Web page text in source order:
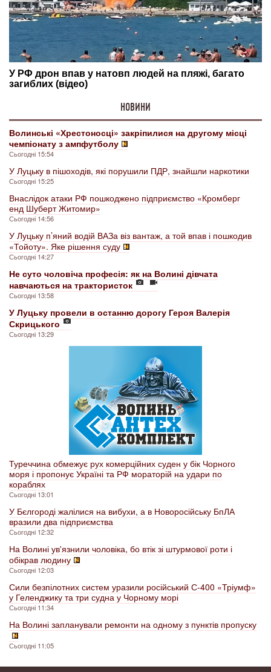
НОВИНИ
Волинські «Хрестоносці» закріпилися на другому місці
чемпіонату з ампфутболу
Сьогодні 15:54
У Луцьку в пішоходів, які порушили ПДР, знайшли наркотики
Сьогодні 15:25
Внаслідок атаки РФ пошкоджено підприємство «Кромберг
енд Шуберт Житомир»
Сьогодні 14:56
У Луцьку п’яний водій ВАЗа віз вантаж, а той впав і пошкодив
«Тойоту». Яке рішення суду
Сьогодні 14:27
Не суто чоловіча професія: як на Волині дівчата
навчаються на трактористок
Сьогодні 13:58
У Луцьку провели в останню дорогу Героя Валерія
Скрицького
Сьогодні 13:29
Туреччина обмежує рух комерційних суден у бік Чорного
моря і пропонує Україні та РФ мораторій на удари по
кораблях
Сьогодні 13:01
У Бєлгороді жалілися на вибухи, а в Новоросійську БпЛА
вразили два підприємства
Сьогодні 12:32
На Волині ув'язнили чоловіка, бо втік зі штурмової роти і
обікрав людину
Сьогодні 12:03
Сили безпілотних систем уразили російський С-400 «Тріумф»
у Геленджику та три судна у Чорному морі
Сьогодні 11:34
На Волині запланували ремонти на одному з пунктів пропуску
Сьогодні 11:05